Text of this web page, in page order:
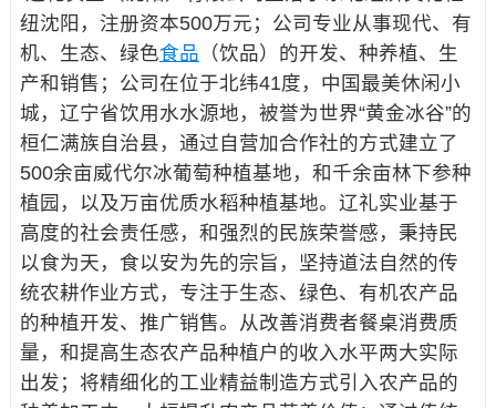
纽沈阳，注册资本500万元；公司专业从事现代、有
机、生态、绿色食品 （饮品）的开发、种养植、生
产和销售；公司在位于北纬41度，中国最美休闲小
城，辽宁省饮用水水源地，被誉为世界“黄金冰谷”的
桓仁满族自治县，通过自营加合作社的方式建立了
500余亩威代尔冰葡萄种植基地，和千余亩林下参种
植园，以及万亩优质水稻种植基地。辽礼实业基于
高度的社会责任感，和强烈的民族荣誉感，秉持民
以食为天，食以安为先的宗旨，坚持道法自然的传
统农耕作业方式，专注于生态、绿色、有机农产品
的种植开发、推广销售。从改善消费者餐桌消费质
量，和提高生态农产品种植户的收入水平两大实际
出发；将精细化的工业精益制造方式引入农产品的